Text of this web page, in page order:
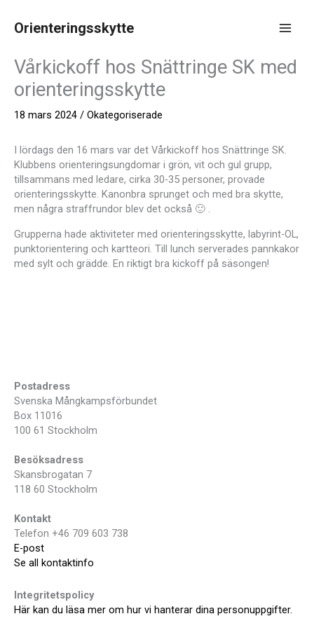
innehållOrienteringsskytte
Vårkickoff hos Snättringe SK med
orienteringsskytte
18 mars 2024 / Okategoriserade
I lördags den 16 mars var det Vårkickoff hos Snättringe SK.
Klubbens orienteringsungdomar i grön, vit och gul grupp,
tillsammans med ledare, cirka 30-35 personer, provade
orienteringsskytte. Kanonbra sprunget och med bra skytte,
men några straffrundor blev det också 🙂 .
Grupperna hade aktiviteter med orienteringsskytte, labyrint-OL,
punktorientering och kartteori. Till lunch serverades pannkakor
med sylt och grädde. En riktigt bra kickoff på säsongen!
Postadress
Svenska Mångkampsförbundet
Box 11016
100 61 Stockholm
Besöksadress
Skansbrogatan 7
118 60 Stockholm
Kontakt
Telefon +46 709 603 738
E-post
Se all kontaktinfo
Integritetspolicy
Här kan du läsa mer om hur vi hanterar dina personuppgifter.